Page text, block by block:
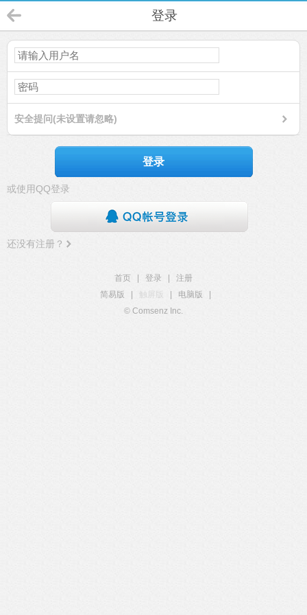
登录
安全提问(未设置请忽略)
登录
或使用QQ登录
还没有注册？
首页 登录
注册
简易版
触屏版 电脑版
© Comsenz Inc.